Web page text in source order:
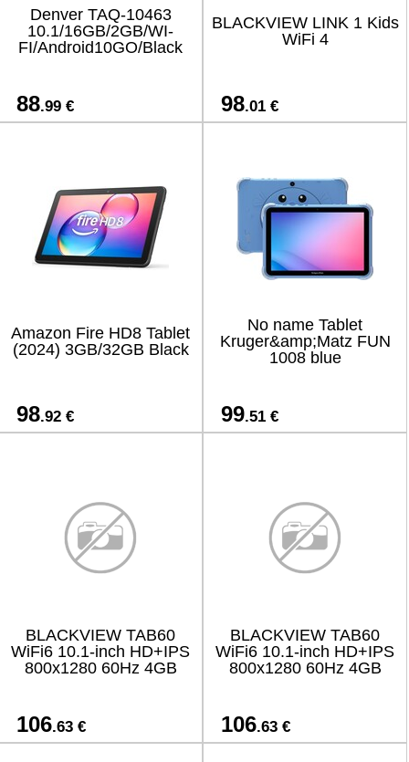
Denver TAQ-10463
10.1/16GB/2GB/WI-
FI/Android10GO/Black
88.99 €
BLACKVIEW LINK 1 Kids
WiFi 4
98.01 €
Amazon Fire HD8 Tablet
(2024) 3GB/32GB Black
98.92 €
No name Tablet
Kruger&amp;Matz FUN
1008 blue
99.51 €
BLACKVIEW TAB60
WiFi6 10.1-inch HD+IPS
800x1280 60Hz 4GB
106.63 €
BLACKVIEW TAB60
WiFi6 10.1-inch HD+IPS
800x1280 60Hz 4GB
106.63 €